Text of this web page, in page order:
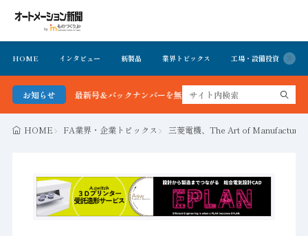
HOME インタビュー 新製品 業界トピックス 工場・設備投資
お知らせ
ン新聞 最新号＆バックナンバーを無料で公開中 詳細はこちら
HOME FA業界・企業トピックス 三菱電機、The Art of